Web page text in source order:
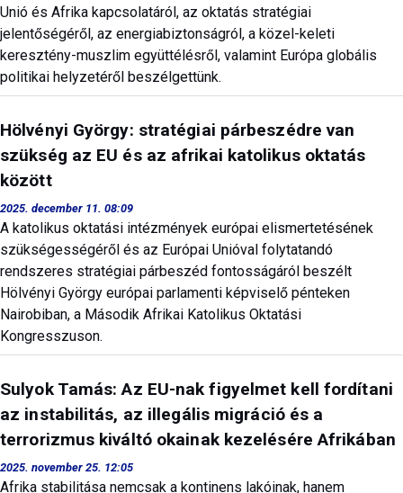
Unió és Afrika kapcsolatáról, az oktatás stratégiai
jelentőségéről, az energiabiztonságról, a közel-keleti
keresztény-muszlim együttélésről, valamint Európa globális
politikai helyzetéről beszélgettünk.
Hölvényi György: stratégiai párbeszédre van
szükség az EU és az afrikai katolikus oktatás
között
2025. december 11. 08:09
A katolikus oktatási intézmények európai elismertetésének
szükségességéről és az Európai Unióval folytatandó
rendszeres stratégiai párbeszéd fontosságáról beszélt
Hölvényi György európai parlamenti képviselő pénteken
Nairobiban, a Második Afrikai Katolikus Oktatási
Kongresszuson.
Sulyok Tamás: Az EU-nak figyelmet kell fordítani
az instabilitás, az illegális migráció és a
terrorizmus kiváltó okainak kezelésére Afrikában
2025. november 25. 12:05
Afrika stabilitása nemcsak a kontinens lakóinak, hanem